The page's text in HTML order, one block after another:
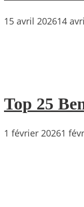
15 avril 202614
Top 25
1 février 20261